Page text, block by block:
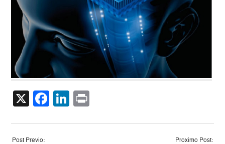
X Facebook
LinkedIn
Post Previo: Proximo Post: